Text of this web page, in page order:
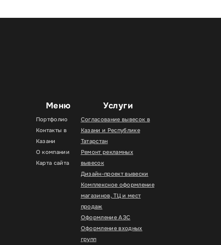
Меню
Портфолио
Контакты в
Казани
О компании
Карта сайта
Услуги
Согласование вывесок в
Казани и Республике
Татарстан
Ремонт рекламных
вывесок
Дизайн-проект вывески
Комплексное оформление
магазинов, ТЦ и мест
продаж
Оформление АЗС
Оформление входных
групп